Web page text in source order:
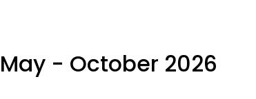
May - October 2026